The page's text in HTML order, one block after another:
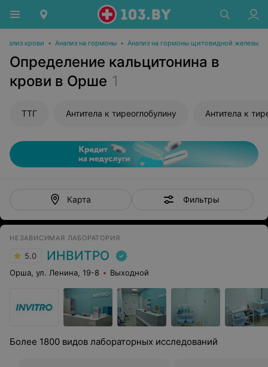
Анализ крови • Анализ на гормоны • Анализ на гормоны щитовидной железы
Определение кальцитонина в
крови в Орше 1
ТТГ Антитела к тиреоглобулину Антитела к
Карта Фильтры
НЕЗАВИСИМАЯ ЛАБОРАТОРИЯ
5.0 ИНВИТРО
Орша, ул. Ленина, 19-8 Выходной
Более 1800 видов лабораторных исследований